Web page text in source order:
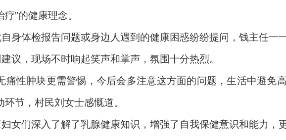
”的健康理念。
身体检报告问题或身边人遇到的健康困惑纷纷提问，钱主任一
议，现场不时响起笑声和掌声，氛围十分热烈。
痛性肿块更需警惕，今后会多注意这方面的问题，生活中避免
节，村民刘女士感慨道。
女们深入了解了乳腺健康知识，增强了自我保健意识和能力，